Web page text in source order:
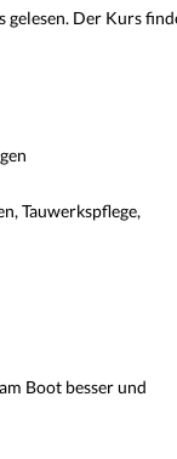
gelesen. Der Kurs
Tauwerkspflege,
Boot besser und